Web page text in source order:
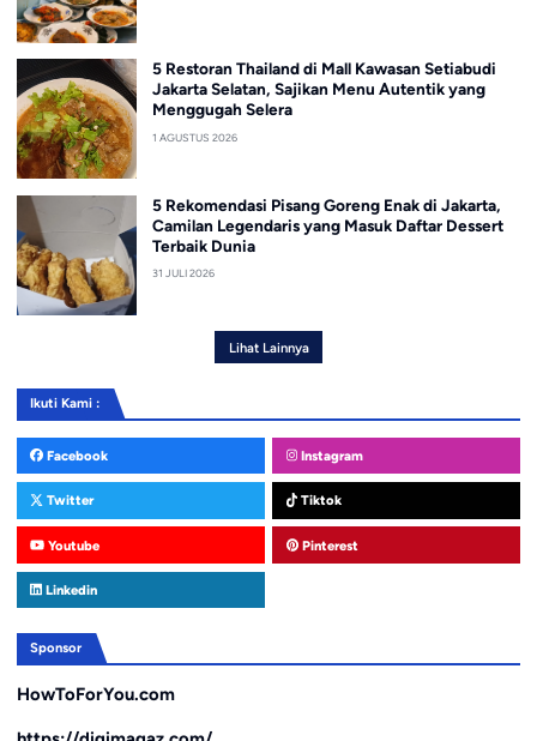
5 Restoran Thailand di Mall Kawasan Setiabudi
Jakarta Selatan, Sajikan Menu Autentik yang
Menggugah Selera
1 AGUSTUS 2026
5 Rekomendasi Pisang Goreng Enak di Jakarta,
Camilan Legendaris yang Masuk Daftar Dessert
Terbaik Dunia
31 JULI 2026
Lihat Lainnya
Ikuti Kami :
Facebook Instagram
Twitter Tiktok
Youtube Pinterest
Linkedin
Sponsor
HowToForYou.com